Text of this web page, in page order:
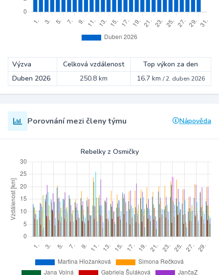
Výzva Celková vzdálenost
Top výkon za den
Duben 2026
250.8 km 16.7 km /2. duben 2026
Porovnání mezi členy týmu Nápověda
Rebelky z Osmičky